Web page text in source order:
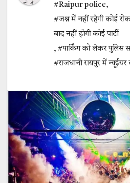
#Raipur police,
#जश्न में नहीं रहेगी कोई
बाद नहीं होगी कोई पार्टी
, #पार्किंग को लेकर पुलिस
#राजधानी रायपुर में